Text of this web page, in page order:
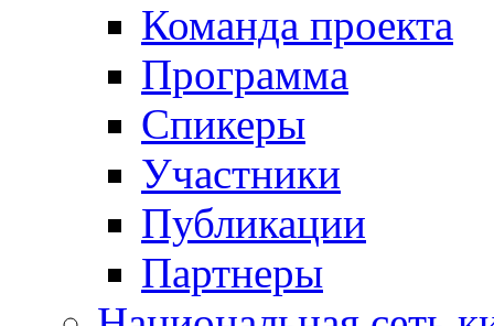
Команда проекта
Программа
Спикеры
Участники
Публикации
Партнеры